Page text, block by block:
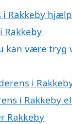
Rakkeby
kan være tryg
i
i Rakkeby
Rakkeby